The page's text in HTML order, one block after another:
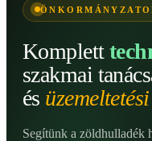
Komplett
szakmai
és
Segítünk a zöldhulladék